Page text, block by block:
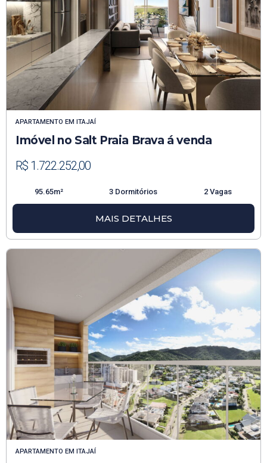
APARTAMENTO EM ITAJAÍ
Imóvel no Salt Praia Brava á venda
R$ 1.722.252,00
95.65m² 3 Dormitórios 2 Vagas
MAIS DETALHES
APARTAMENTO EM ITAJAÍ